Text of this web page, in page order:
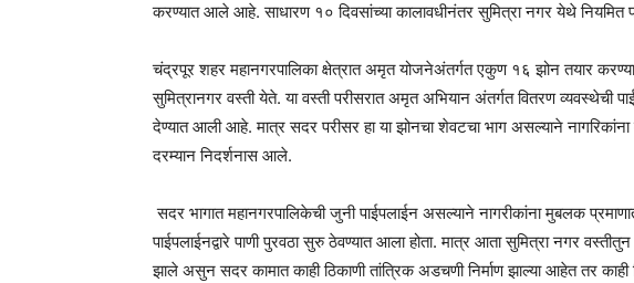
करण्यात आले आहे. साधारण १० दिवसांच्या कालावधीनंतर सुमित्रा नगर येथे नियमित
चंद्रपूर शहर महानगरपालिका क्षेत्रात अमृत योजनेअंतर्गत एकुण १६ झोन तयार
सुमित्रानगर वस्ती येते. या वस्ती परीसरात अमृत अभियान अंतर्गत वितरण व्यवस्थेची
देण्यात आली आहे. मात्र सदर परीसर हा या झोनचा शेवटचा भाग असल्याने नागरिकांना
दरम्यान निदर्शनास आले.
सदर भागात महानगरपालिकेची जुनी पाईपलाईन असल्याने नागरीकांना मुबलक प्रमाणात
पाईपलाईनद्वारे पाणी पुरवठा सुरु ठेवण्यात आला होता. मात्र आता सुमित्रा नगर
झाले असुन सदर कामात काही ठिकाणी तांत्रिक अडचणी निर्माण झाल्या आहेत तर